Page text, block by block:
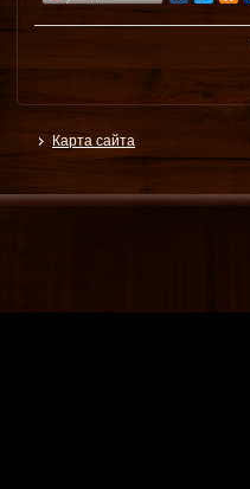
Карта сайта